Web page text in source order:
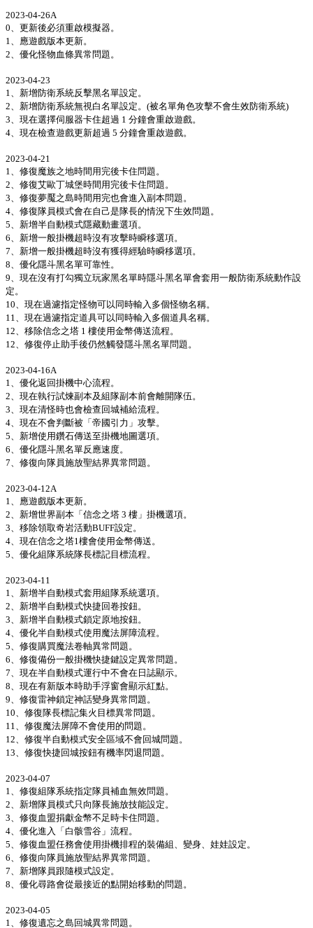
2023-04-26A
0、更新後必須重啟模擬器。
1、應遊戲版本更新。
2、優化怪物血條異常問題。
2023-04-23
1、新增防衛系統反擊黑名單設定。
2、新增防衛系統無視白名單設定。(被名單角色攻擊不會生效防衛系統)
3、現在選擇伺服器卡住超過 1 分鐘會重啟遊戲。
4、現在檢查遊戲更新超過 5 分鐘會重啟遊戲。
2023-04-21
1、修復魔族之地時間用完後卡住問題。
2、修復艾歐丁城堡時間用完後卡住問題。
3、修復夢魘之島時間用完也會進入副本問題。
4、修復隊員模式會在自己是隊長的情況下生效問題。
5、新增半自動模式隱藏動畫選項。
6、新增一般掛機超時沒有攻擊時瞬移選項。
7、新增一般掛機超時沒有獲得經驗時瞬移選項。
8、優化隱斗黑名單可靠性。
9、現在沒有打勾獨立玩家黑名單時隱斗黑名單會套用一般防衛系統動作設
定。
10、現在過濾指定怪物可以同時輸入多個怪物名稱。
11、現在過濾指定道具可以同時輸入多個道具名稱。
12、移除信念之塔 1 樓使用金幣傳送流程。
12、修復停止助手後仍然觸發隱斗黑名單問題。
2023-04-16A
1、優化返回掛機中心流程。
2、現在執行試煉副本及組隊副本前會離開隊伍。
3、現在清怪時也會檢查回城補給流程。
4、現在不會判斷被「帝國引力」攻擊。
5、新增使用鑽石傳送至掛機地圖選項。
6、優化隱斗黑名單反應速度。
7、修復向隊員施放聖結界異常問題。
2023-04-12A
1、應遊戲版本更新。
2、新增世界副本「信念之塔 3 樓」掛機選項。
3、移除領取奇岩活動BUFF設定。
4、現在信念之塔1樓會使用金幣傳送。
5、優化組隊系統隊長標記目標流程。
2023-04-11
1、新增半自動模式套用組隊系統選項。
2、新增半自動模式快捷回卷按鈕。
3、新增半自動模式鎖定原地按鈕。
4、優化半自動模式使用魔法屏障流程。
5、修復購買魔法卷軸異常問題。
6、修復備份一般掛機快捷鍵設定異常問題。
7、現在半自動模式運行中不會在日誌顯示。
8、現在有新版本時助手浮窗會顯示紅點。
9、修復雷神鎖定神話變身異常問題。
10、修復隊長標記集火目標異常問題。
11、修復魔法屏障不會使用的問題。
12、修復半自動模式安全區域不會回城問題。
13、修復快捷回城按鈕有機率閃退問題。
2023-04-07
1、修復組隊系統指定隊員補血無效問題。
2、新增隊員模式只向隊長施放技能設定。
3、修復血盟捐獻金幣不足時卡住問題。
4、優化進入「白骸雪谷」流程。
5、修復血盟任務會使用掛機排程的裝備組、變身、娃娃設定。
6、修復向隊員施放聖結界異常問題。
7、新增隊員跟隨模式設定。
8、優化尋路會從最接近的點開始移動的問題。
2023-04-05
1、修復遺忘之島回城異常問題。